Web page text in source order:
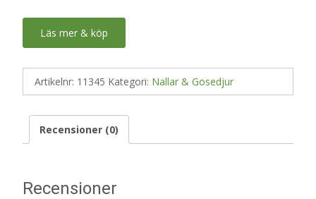
Läs mer & köp
Artikelnr: 11345 Kategori: Nallar & Gosedjur
Recensioner (0)
Recensioner